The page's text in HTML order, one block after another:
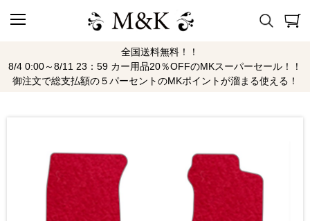
全国送料無料！！
8/4 0:00～8/11 23：59 カー用品20％OFFのMKスーパーセール！！
御注文で総支払額の５パーセントのMKポイントが溜まる使える！